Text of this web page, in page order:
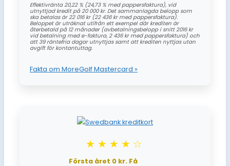
Effektivränta 20,22 % (24,73 % med pappersfaktura), vid
utnyttjad kredit på 20 000 kr. Det sammanlagda belopp som
ska betalas är 22 016 kr (22 436 kr med pappersfaktura).
Beloppet är uträknat utifrån ett exempel där krediten är
återbetald på 12 månader (avbetalningsbelopp i snitt 2016 kr
vid betalning med e-faktura, 2 436 kr med pappersfaktura) och
att 39 räntefria dagar utnyttjas samt att krediten nyttjas utan
avgift för kontantuttag.
Fakta om MoreGolf Mastercard »
★★★★☆
Första året 0 kr. Få